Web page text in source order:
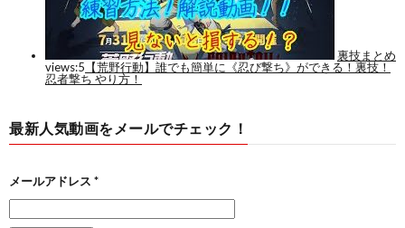
最新人気動画をメールでチェック！
メールアドレス *